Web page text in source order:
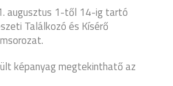
augusztus 1-től 14-ig tartó
Találkozó és Kísérő
képanyag megtekinthatő az